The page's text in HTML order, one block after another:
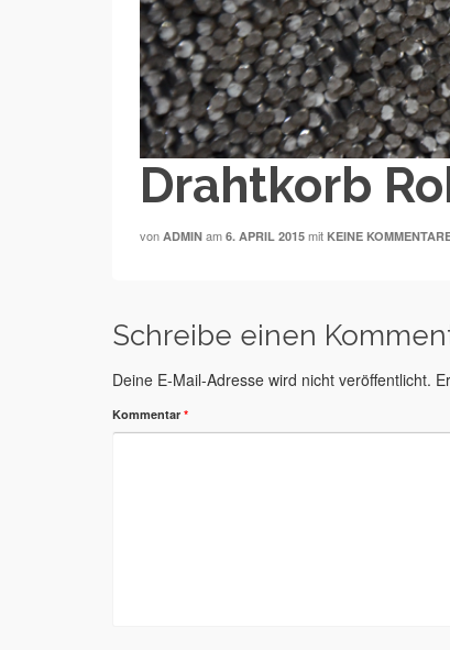
Drahtkorb
von ADMIN am 6. APRIL 2015 mit KEINE
Schreibe einen
Deine E-Mail-Adresse wird nicht veröffentlicht.
Kommentar *